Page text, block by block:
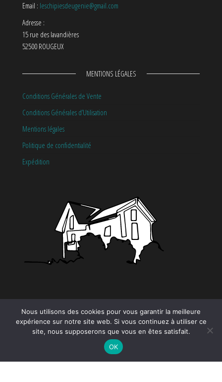
Email : leschipiesdeugenie@gmail.com
Adresse :
15 rue des lavandières
52500 ROUGEUX
MENTIONS LÉGALES
Conditions Générales de Vente
Conditions Générales d’Utilisation
Mentions légales
Politique de confidentialité
Expédition
CATÉGORIES
Tendance
Nous utilisons des cookies pour vous garantir la meilleure
expérience sur notre site web. Si vous continuez à utiliser ce
site, nous supposerons que vous en êtes satisfait.
OK